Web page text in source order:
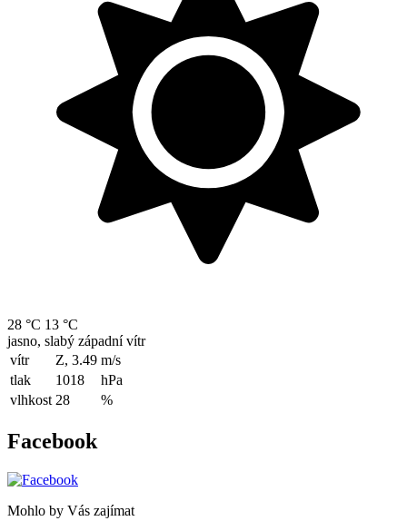
28 °C 13 °C
jasno, slabý západní vítr
vítr
Z, 3.49 m/s
tlak
1018
hPa
vlhkost 28 %
Facebook
Mohlo by Vás zajímat